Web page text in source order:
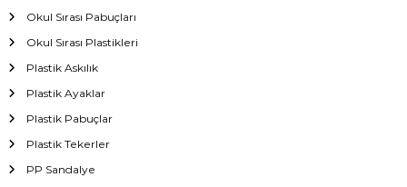
Okul Sırası Pabuçları
Okul Sırası Plastikleri
Plastik Askılık
Plastik Ayaklar
Plastik Pabuçlar
Plastik Tekerler
PP Sandalye